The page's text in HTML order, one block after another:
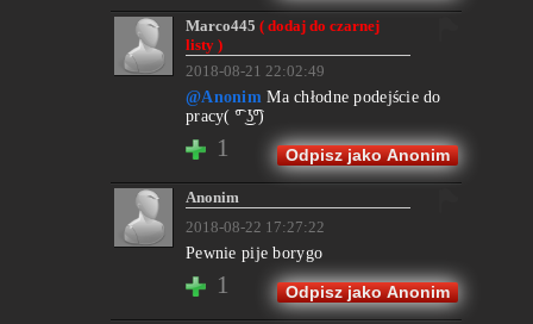
Marco445( dodaj do czarnej
listy )
2018-08-21 22:02:49
@Anonim Ma chłodne podejście do
pracy( ͡º ͜ʖ͡º)
1 Odpisz jako Anonim
Anonim
2018-08-22 17:27:22
Pewnie pije borygo
1 Odpisz jako Anonim